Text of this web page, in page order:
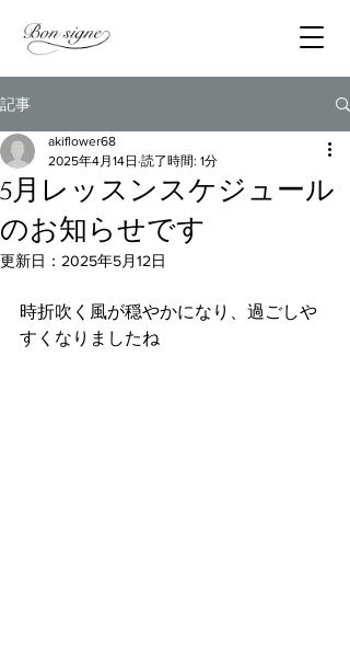
記事
5月レッスンスケジュール
のお知らせです
akiflower68
2025年4月14日 読了時間: 1分
更新日： 2025年5月12日
時折吹く風が穏やかになり、過ごしや
すくなりましたね